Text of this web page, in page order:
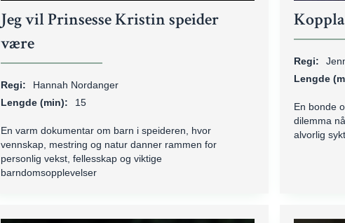
Jeg vil Prinsesse Kristin speider
være
Regi:
Hannah Nordanger
Lengde (min):
15
En varm dokumentar om barn i speideren, hvor
vennskap, mestring og natur danner rammen for
personlig vekst, fellesskap og viktige
barndomsopplevelser
Regi:
Lengde
En bonde
dilemma
alvorlig sykt.